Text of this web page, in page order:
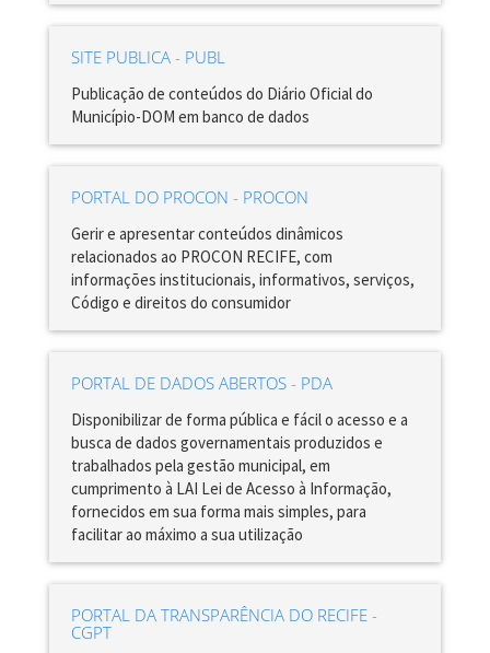
SITE PUBLICA - PUBL
Publicação de conteúdos do Diário Oficial do
Município-DOM em banco de dados
PORTAL DO PROCON - PROCON
Gerir e apresentar conteúdos dinâmicos
relacionados ao PROCON RECIFE, com
informações institucionais, informativos, serviços,
Código e direitos do consumidor
PORTAL DE DADOS ABERTOS - PDA
Disponibilizar de forma pública e fácil o acesso e a
busca de dados governamentais produzidos e
trabalhados pela gestão municipal, em
cumprimento à LAI Lei de Acesso à Informação,
fornecidos em sua forma mais simples, para
facilitar ao máximo a sua utilização
PORTAL DA TRANSPARÊNCIA DO RECIFE -
CGPT